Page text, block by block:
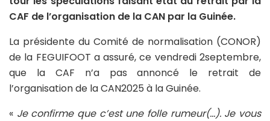
CAF de l’organisation de la CAN par la Guinée.
La présidente du Comité de normalisation (CONOR)
de la FEGUIFOOT a assuré, ce vendredi 2septembre,
que la CAF n’a pas annoncé le retrait de
l’organisation de la CAN2025 à la Guinée.
« Je confirme que c’est une folle rumeur(…). Je vous